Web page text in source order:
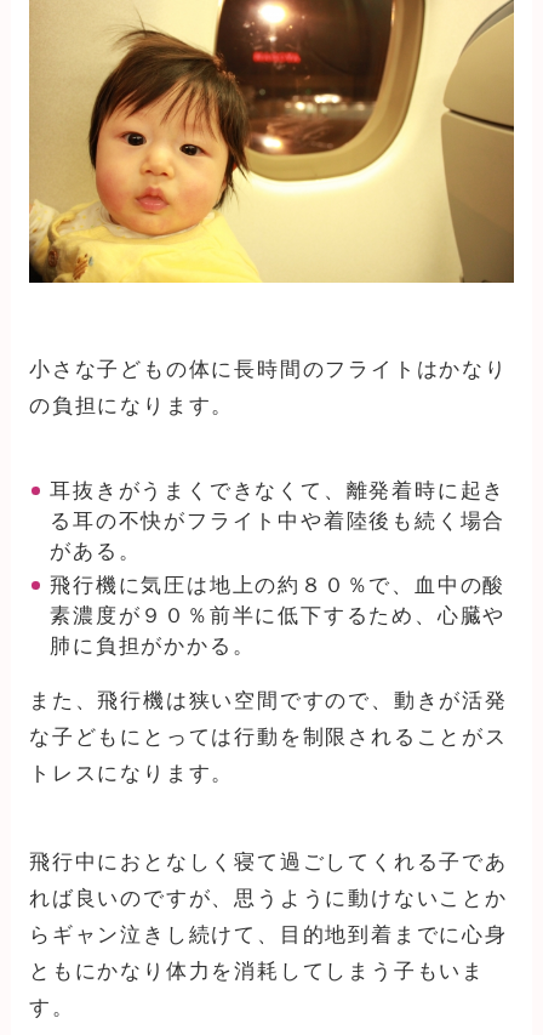
小さな子どもの体に長時間のフライトはかなり
の負担になります。
耳抜きがうまくできなくて、離発着時に起き
る耳の不快がフライト中や着陸後も続く場合
がある。
飛行機に気圧は地上の約８０％で、血中の酸
素濃度が９０％前半に低下するため、心臓や
肺に負担がかかる。
また、飛行機は狭い空間ですので、動きが活発
な子どもにとっては行動を制限されることがス
トレスになります。
飛行中におとなしく寝て過ごしてくれる子であ
れば良いのですが、思うように動けないことか
らギャン泣きし続けて、目的地到着までに心身
ともにかなり体力を消耗してしまう子もいま
す。